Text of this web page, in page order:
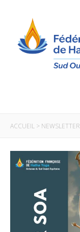
ACCUEIL > NEWSLETTER